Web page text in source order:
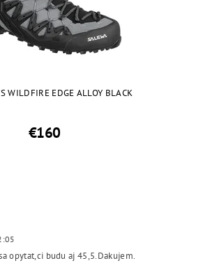
WILDFIRE EDGE ALLOY BLACK
€160
opytat,ci budu aj 45,5.Dakujem.